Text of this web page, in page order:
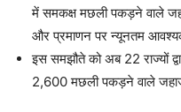
में समकक्ष मछली पकड़ने वाले
और प्रमाणन पर न्यूनतम
इस समझौते को अब 22 राज्यों
2,600 मछली पकड़ने वाले